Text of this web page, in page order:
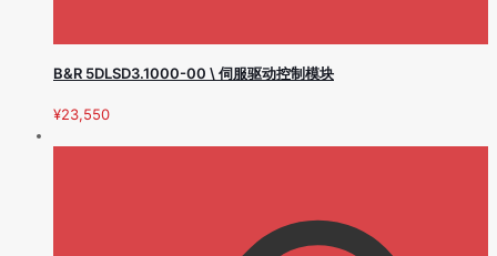
B&R 5DLSD3.1000-00 \ 伺服驱动控制模块
¥23,550